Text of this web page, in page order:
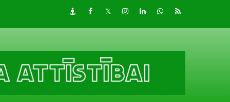
DraugiemFacebook
TwitterInstagram
LinkedInwhatsapp
RSS